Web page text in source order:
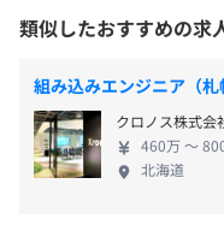
入社後、いわき事務所
福島県いわき市好間工
受動喫煙防止措置に関
屋内全面禁煙（入居ビ
・完全週休2日制（土日
・年末年始休暇
・有給休暇（入社3カ
動、2年目以降20日間の
ため、当社でのエン
ンジニアとしての市
ています。高い専門
業務、そしてTier1サ
らこそ、最先端技術
ステムの構築等、世
数ございます。こ
類似したおすすめの求
組み込みエンジニア（札
クロノス株式会
460万 〜
北海道